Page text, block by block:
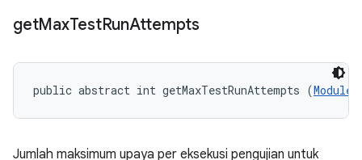
getMaxTestRunAttempts
public abstract int getMaxTestRunAttempts (
Jumlah maksimum upaya per eksekusi pengujian untuk